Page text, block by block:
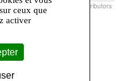
| ©OpenStreetMap contributors
ceux que
activer